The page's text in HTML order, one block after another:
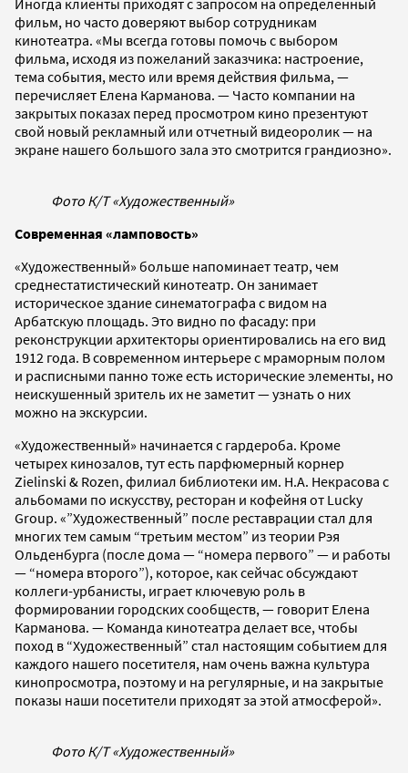
фильм, но часто доверяют выбор сотрудникам
кинотеатра. «Мы всегда готовы помочь с выбором
фильма, исходя из пожеланий заказчика: настроение,
тема события, место или время действия фильма, —
перечисляет Елена Карманова. — Часто компании на
закрытых показах перед просмотром кино презентуют
свой новый рекламный или отчетный видеоролик — на
экране нашего большого зала это смотрится грандиозно».
Фото К/Т «Художественный»
Современная «ламповость»
«Художественный» больше напоминает театр, чем
среднестатистический кинотеатр. Он занимает
историческое здание синематографа с видом на
Арбатскую площадь. Это видно по фасаду: при
реконструкции архитекторы ориентировались на его вид
1912 года. В современном интерьере с мраморным полом
и расписными панно тоже есть исторические элементы, но
неискушенный зритель их не заметит — узнать о них
можно на экскурсии.
«Художественный» начинается с гардероба. Кроме
четырех кинозалов, тут есть парфюмерный корнер
Zielinski & Rozen, филиал библиотеки им. Н.А. Некрасова с
альбомами по искусству, ресторан и кофейня от Lucky
Group. «”Художественный” после реставрации стал для
многих тем самым “третьим местом” из теории Рэя
Ольденбурга (после дома — “номера первого” — и работы
— “номера второго”), которое, как сейчас обсуждают
коллеги-урбанисты, играет ключевую роль в
формировании городских сообществ, — говорит Елена
Карманова. — Команда кинотеатра делает все, чтобы
поход в “Художественный” стал настоящим событием для
каждого нашего посетителя, нам очень важна культура
кинопросмотра, поэтому и на регулярные, и на закрытые
показы наши посетители приходят за этой атмосферой».
Фото К/Т «Художественный»